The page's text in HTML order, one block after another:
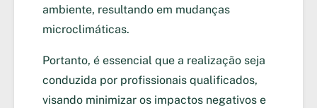
ambiente, resultando em mudanças
microclimáticas.
Portanto, é essencial que a realização seja
conduzida por profissionais qualificados,
visando minimizar os impactos negativos e